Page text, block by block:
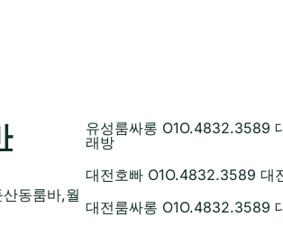
동룸바,월
유성룸싸롱 O1O.4832.3589
래방
대전호빠 O1O.4832.3589 대
대전룸싸롱 O1O.4832.3589